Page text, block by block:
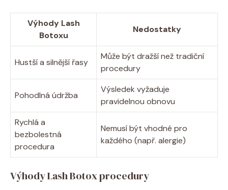
Výhody Lash
Botoxu
Nedostatky
Hustší a silnější řasy
Může být dražší než tradiční
procedury
Pohodlná údržba
Výsledek vyžaduje
pravidelnou obnovu
Rychlá a
bezbolestná
procedura
Nemusí být vhodné pro
každého (např. alergie)
Výhody Lash Botox procedury